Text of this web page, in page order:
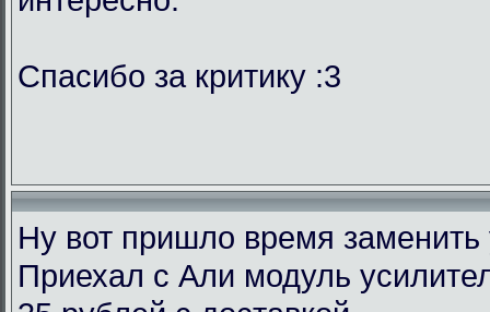
Спасибо за критику :3
Ну вот пришло время
Приехал с Али модуль